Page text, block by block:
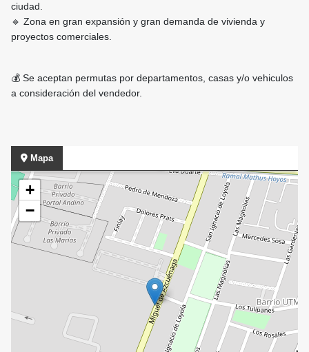
ciudad.
🔹 Zona en gran expansión y gran demanda de vivienda y
proyectos comerciales.
💰 Se aceptan permutas por departamentos, casas y/o vehiculos
a consideración del vendedor.
Mapa
+
−